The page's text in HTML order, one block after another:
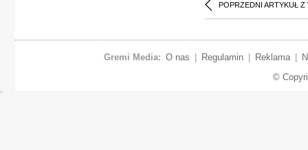
POPRZEDNI ARTYKUŁ Z
Gremi Media: O nas Regulamin Reklama
©